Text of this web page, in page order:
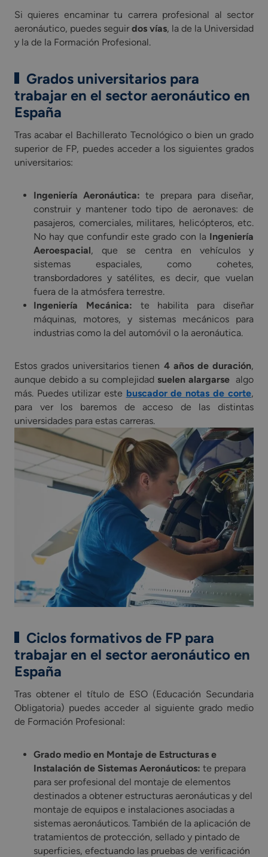
Si quieres encaminar tu carrera profesional al sector
aeronáutico, puedes seguir dos vías, la de la Universidad
y la de la Formación Profesional.
Grados universitarios para
trabajar en el sector aeronáutico en
España
Tras acabar el Bachillerato Tecnológico o bien un grado
superior de FP, puedes acceder a los siguientes grados
universitarios:
Ingeniería Aeronáutica: te prepara para diseñar,
construir y mantener todo tipo de aeronaves: de
pasajeros, comerciales, militares, helicópteros, etc.
No hay que confundir este grado con la Ingeniería
Aeroespacial, que se centra en vehículos y
sistemas espaciales, como cohetes,
transbordadores y satélites, es decir, que vuelan
fuera de la atmósfera terrestre.
Ingeniería Mecánica: te habilita para diseñar
máquinas, motores, y sistemas mecánicos para
industrias como la del automóvil o la aeronáutica.
Estos grados universitarios tienen 4 años de duración,
aunque debido a su complejidad suelen alargarse algo
más. Puedes utilizar este buscador de notas de corte,
para ver los baremos de acceso de las distintas
universidades para estas carreras.
Ciclos formativos de FP para
trabajar en el sector aeronáutico en
España
Tras obtener el título de ESO (Educación Secundaria
Obligatoria) puedes acceder al siguiente grado medio
de Formación Profesional:
Grado medio en Montaje de Estructuras e
Instalación de Sistemas Aeronáuticos: te prepara
para ser profesional del montaje de elementos
destinados a obtener estructuras aeronáuticas y del
montaje de equipos e instalaciones asociadas a
sistemas aeronáuticos. También de la aplicación de
tratamientos de protección, sellado y pintado de
superficies, efectuando las pruebas de verificación